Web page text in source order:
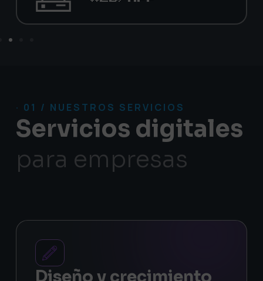
· 01 / NUESTROS SERVICIOS
Servicios digitales
para empresas
Diseño y crecimiento